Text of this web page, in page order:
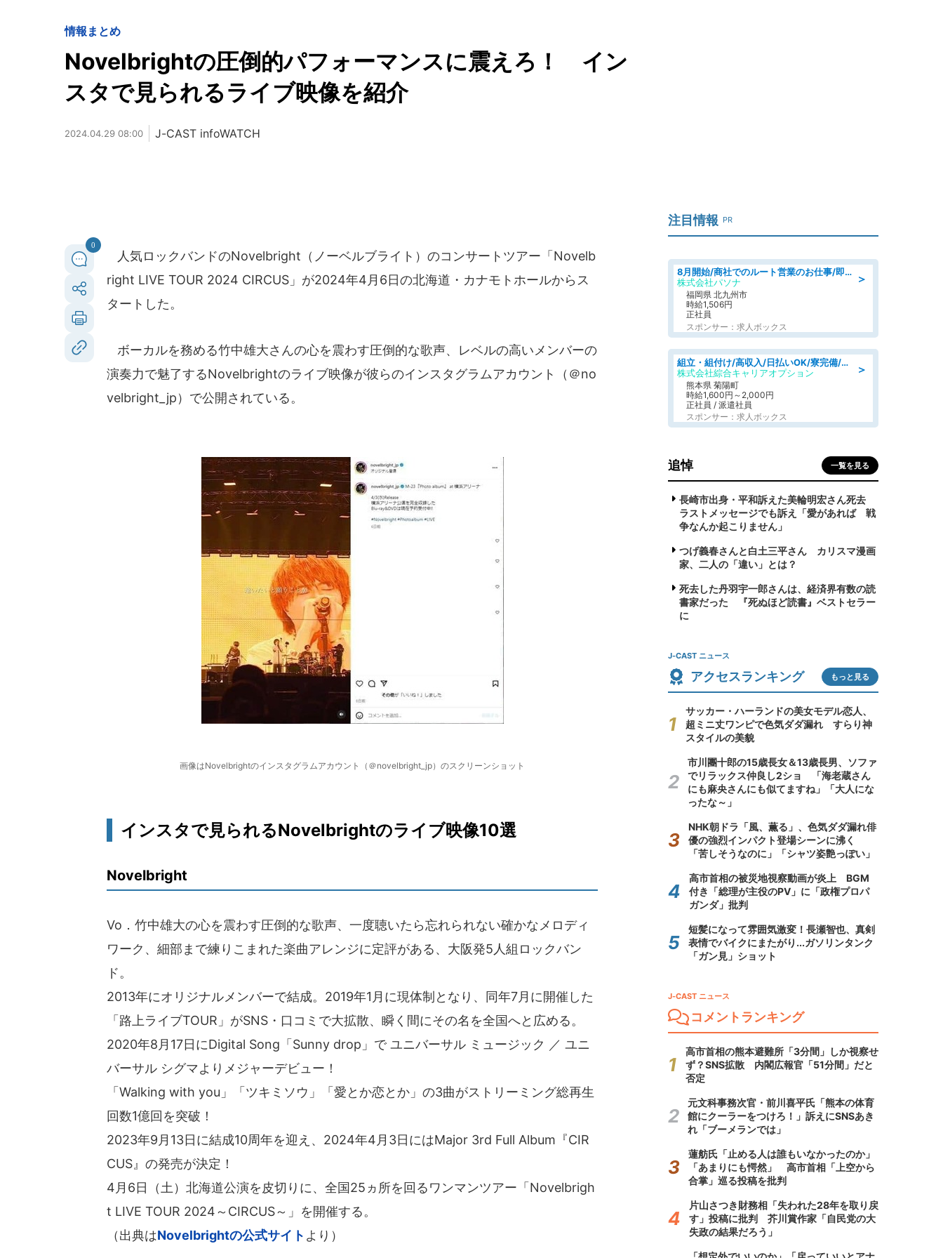
情報まとめ
Novelbrightの圧倒的パフォーマンスに震えろ！ イン
スタで見られるライブ映像を紹介
2024.04.29 08:00 J-CAST infoWATCH
0
人気ロックバンドのNovelbright（ノーベルブライト）のコンサートツアー「Novelb
right LIVE TOUR 2024 CIRCUS」が2024年4月6日の北海道・カナモトホールからス
タートした。
ボーカルを務める竹中雄大さんの心を震わす圧倒的な歌声、レベルの高いメンバーの
演奏力で魅了するNovelbrightのライブ映像が彼らのインスタグラムアカウント（＠no
velbright_jp）で公開されている。
画像はNovelbrightのインスタグラムアカウント（＠novelbright_jp）のスクリーンショット
インスタで見られるNovelbrightのライブ映像10選
Novelbright
Vo．竹中雄大の心を震わす圧倒的な歌声、一度聴いたら忘れられない確かなメロディ
ワーク、細部まで練りこまれた楽曲アレンジに定評がある、大阪発5人組ロックバン
ド。
2013年にオリジナルメンバーで結成。2019年1月に現体制となり、同年7月に開催した
「路上ライブTOUR」がSNS・口コミで大拡散、瞬く間にその名を全国へと広める。
2020年8月17日にDigital Song「Sunny drop」で ユニバーサル ミュージック ／ ユニ
バーサル シグマよりメジャーデビュー！
「Walking with you」「ツキミソウ」「愛とか恋とか」の3曲がストリーミング総再生
回数1億回を突破！
2023年9月13日に結成10周年を迎え、2024年4月3日にはMajor 3rd Full Album『CIR
CUS』の発売が決定！
4月6日（土）北海道公演を皮切りに、全国25ヵ所を回るワンマンツアー「Novelbrigh
t LIVE TOUR 2024～CIRCUS～」を開催する。
（出典はNovelbrightの公式サイト より）
注目情報 PR
＞
8月開始/商社でのルート営業のお仕事/即日勤務可/車通勤可/営業
株式会社パソナ
福岡県 北九州市
時給1,506円
正社員
スポンサー：求人ボックス
＞
組立・組付け/高収入/日払いOK/寮完備/交替制/20・30・40代活躍中
株式会社綜合キャリアオプション
熊本県 菊陽町
時給1,600円～2,000円
正社員 / 派遣社員
スポンサー：求人ボックス
追悼 一覧を見る
長崎市出身・平和訴えた美輪明宏さん死去
ラストメッセージでも訴え「愛があれば 戦
争なんか起こりません」
つげ義春さんと白土三平さん カリスマ漫画
家、二人の「違い」とは？
死去した丹羽宇一郎さんは、経済界有数の読
書家だった 『死ぬほど読書』ベストセラー
に
J-CAST ニュース
アクセスランキング もっと見る
サッカー・ハーランドの美女モデル恋人、
超ミニ丈ワンピで色気ダダ漏れ すらり神
スタイルの美貌
市川團十郎の15歳長女＆13歳長男、ソファ
でリラックス仲良し2ショ 「海老蔵さん
にも麻央さんにも似てますね」「大人にな
ったな～」
NHK朝ドラ「風、薫る」、色気ダダ漏れ俳
優の強烈インパクト登場シーンに沸く
「苦しそうなのに」「シャツ姿艶っぽい」
高市首相の被災地視察動画が炎上 BGM
付き「総理が主役のPV」に「政権プロパ
ガンダ」批判
短髪になって雰囲気激変！長瀬智也、真剣
表情でバイクにまたがり...ガソリンタンク
「ガン見」ショット
J-CAST ニュース
コメントランキング
高市首相の熊本避難所「3分間」しか視察せ
ず？SNS拡散 内閣広報官「51分間」だと
否定
元文科事務次官・前川喜平氏「熊本の体育
館にクーラーをつけろ！」訴えにSNSあき
れ「ブーメランでは」
蓮舫氏「止める人は誰もいなかったのか」
「あまりにも愕然」 高市首相「上空から
合掌」巡る投稿を批判
片山さつき財務相「失われた28年を取り戻
す」投稿に批判 芥川賞作家「自民党の大
失政の結果だろう」